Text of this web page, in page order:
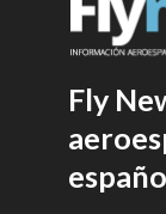
Fly